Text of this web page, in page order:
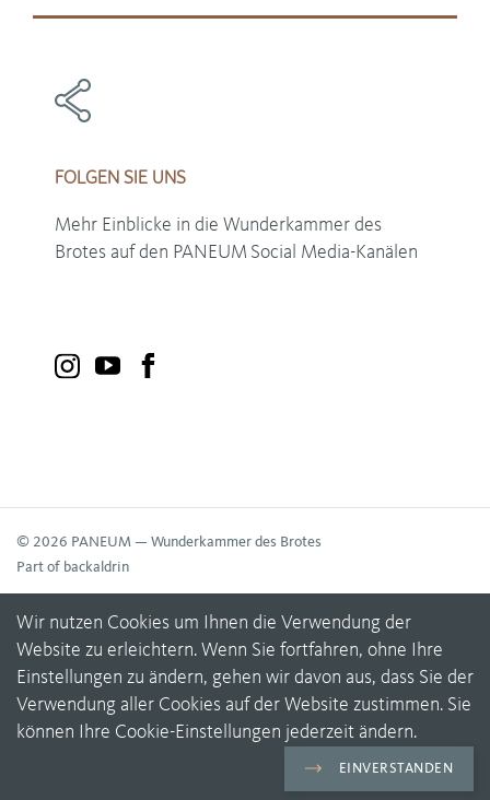
FOLGEN SIE UNS
Mehr Einblicke in die Wunderkammer des
Brotes auf den PANEUM Social Media-Kanälen
© 2026 PANEUM — Wunderkammer des Brotes
Part of backaldrin
Wir nutzen Cookies um Ihnen die Verwendung der
Website zu erleichtern. Wenn Sie fortfahren, ohne Ihre
Einstellungen zu ändern, gehen wir davon aus, dass Sie der
Verwendung aller Cookies auf der Website zustimmen. Sie
können Ihre Cookie-Einstellungen jederzeit ändern.
EINVERSTANDEN